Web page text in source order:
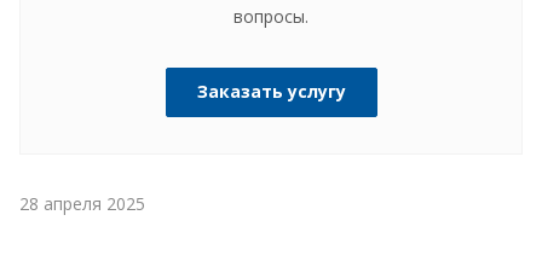
вопросы.
Заказать услугу
28 апреля 2025